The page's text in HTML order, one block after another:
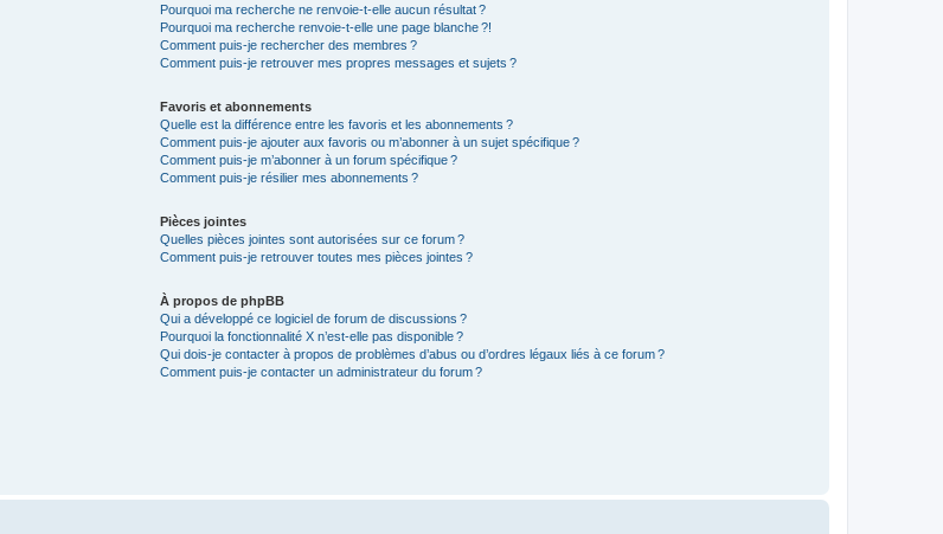
Pourquoi ma recherche ne renvoie-t-elle aucun résultat ?
Pourquoi ma recherche renvoie-t-elle une page blanche ?!
Comment puis-je rechercher des membres ?
Comment puis-je retrouver mes propres messages et sujets ?
Favoris et abonnements
Quelle est la différence entre les favoris et les abonnements ?
Comment puis-je ajouter aux favoris ou m’abonner à un sujet spécifique ?
Comment puis-je m’abonner à un forum spécifique ?
Comment puis-je résilier mes abonnements ?
Pièces jointes
Quelles pièces jointes sont autorisées sur ce forum ?
Comment puis-je retrouver toutes mes pièces jointes ?
À propos de phpBB
Qui a développé ce logiciel de forum de discussions ?
Pourquoi la fonctionnalité X n’est-elle pas disponible ?
Qui dois-je contacter à propos de problèmes d’abus ou d’ordres légaux liés à ce forum ?
Comment puis-je contacter un administrateur du forum ?